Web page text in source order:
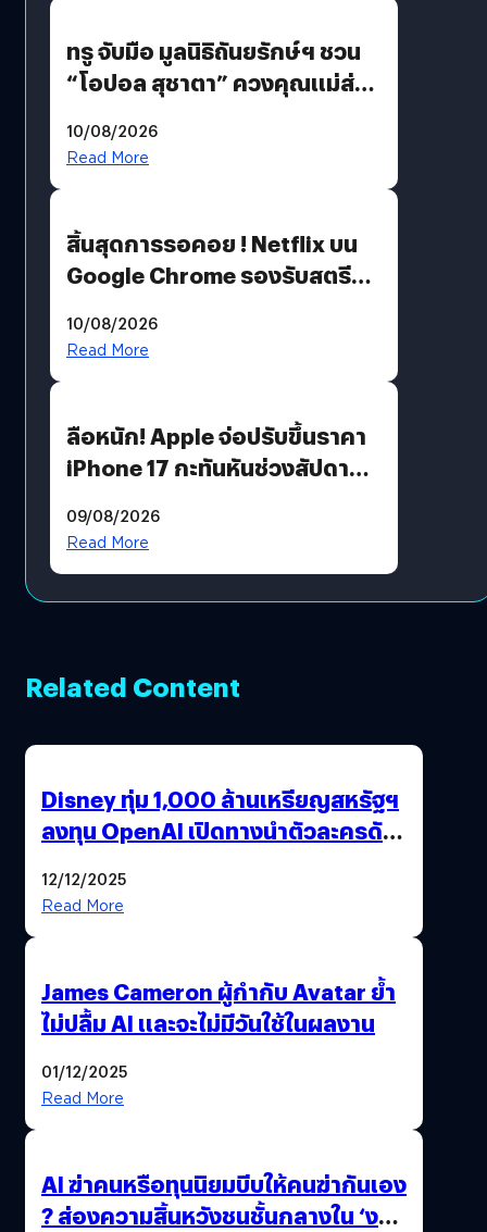
ทรู จับมือ มูลนิธิถันยรักษ์ฯ ชวน
“โอปอล สุชาตา” ควงคุณแม่ส่ง
เติมเต็มความหมายวันแม่ปีนี้
10/08/2026
Read More
สิ้นสุดการรอคอย ! Netflix บน
Google Chrome รองรับสตรีม
เงื่อนไขที่กำหนด
10/08/2026
Read More
ลือหนัก! Apple จ่อปรับขึ้นราคา
iPhone 17 กะทันหันช่วงสัปดาห์ที่
09/08/2026
Read More
Related Content
Disney ทุ่ม 1,000 ล้านเหรียญสหรัฐฯ
ลงทุน OpenAI เปิดทางนำตัวละครดัง
12/12/2025
Read More
James Cameron ผู้กำกับ Avatar ย้ำ
ไม่ปลื้ม AI และจะไม่มีวันใช้ในผลงาน
01/12/2025
Read More
AI ฆ่าคนหรือทุนนิยมบีบให้คนฆ่ากันเอง
? ส่องความสิ้นหวังชนชั้นกลางใน ‘งาน